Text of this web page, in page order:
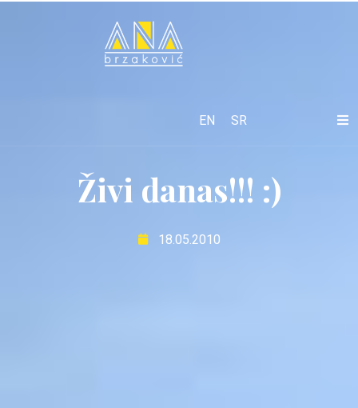
EN SR
Živi danas!!! :)
18.05.2010